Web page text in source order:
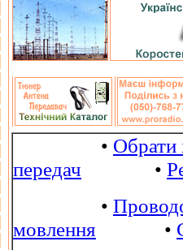
• Обрати
передач •
•
мовлення •